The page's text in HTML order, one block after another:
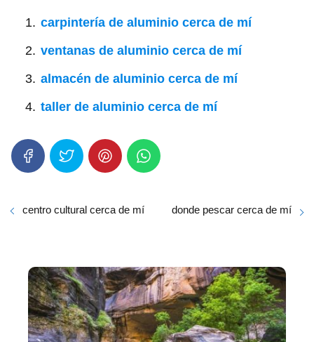
carpintería de aluminio cerca de mí
ventanas de aluminio cerca de mí
almacén de aluminio cerca de mí
taller de aluminio cerca de mí
centro cultural cerca de mí donde pescar cerca de mí